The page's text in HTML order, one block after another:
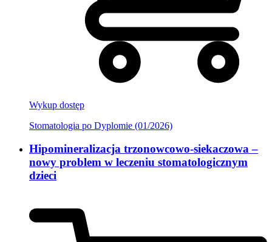
Wykup dostęp
Stomatologia po Dyplomie (01/2026)
Hipomineralizacja trzonowcowo-siekaczowa –
nowy problem w leczeniu stomatologicznym
dzieci